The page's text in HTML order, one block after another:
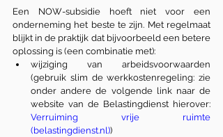
Een NOW-subsidie hoeft niet voor een
onderneming het beste te zijn. Met regelmaat
blijkt in de praktijk dat bijvoorbeeld een betere
oplossing is (een combinatie met):
wijziging van arbeidsvoorwaarden
(gebruik slim de werkkostenregeling: zie
onder andere de volgende link naar de
Verruiming vrije ruimte
(belastingdienst.nl))